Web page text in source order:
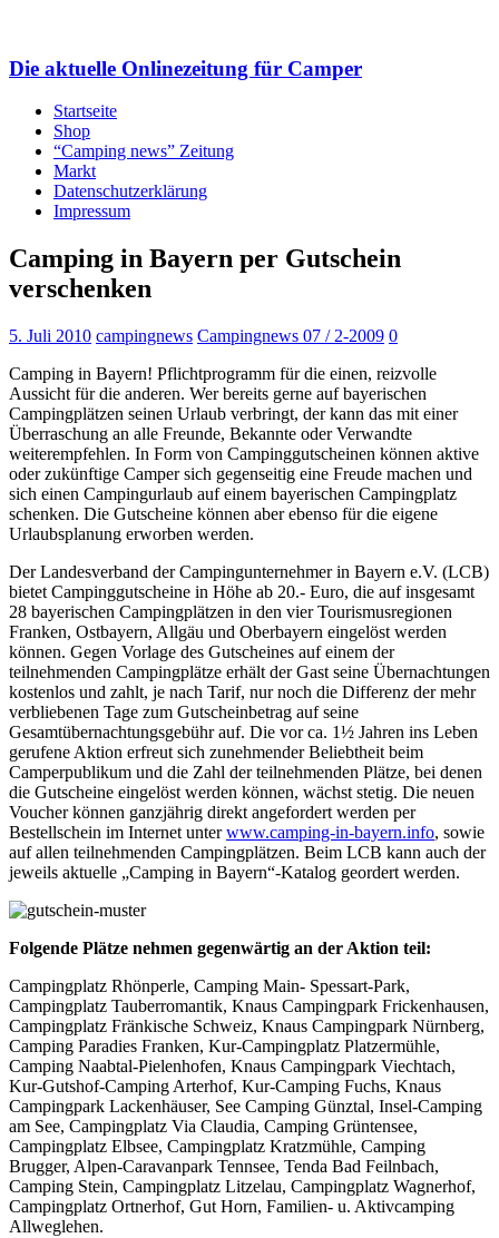
Die aktuelle Onlinezeitung für Camper
Startseite
Shop
“Camping news” Zeitung
Markt
Datenschutzerklärung
Impressum
Camping in Bayern per Gutschein
verschenken
5. Juli 2010 campingnews Campingnews 07 / 2-2009 0
Camping in Bayern! Pflichtprogramm für die einen, reizvolle
Aussicht für die anderen. Wer bereits gerne auf bayerischen
Campingplätzen seinen Urlaub verbringt, der kann das mit einer
Überraschung an alle Freunde, Bekannte oder Verwandte
weiterempfehlen. In Form von Campinggutscheinen können aktive
oder zukünftige Camper sich gegenseitig eine Freude machen und
sich einen Campingurlaub auf einem bayerischen Campingplatz
schenken. Die Gutscheine können aber ebenso für die eigene
Urlaubsplanung erworben werden.
Der Landesverband der Campingunternehmer in Bayern e.V. (LCB)
bietet Campinggutscheine in Höhe ab 20.- Euro, die auf insgesamt
28 bayerischen Campingplätzen in den vier Tourismusregionen
Franken, Ostbayern, Allgäu und Oberbayern eingelöst werden
können. Gegen Vorlage des Gutscheines auf einem der
teilnehmenden Campingplätze erhält der Gast seine Übernachtungen
kostenlos und zahlt, je nach Tarif, nur noch die Differenz der mehr
verbliebenen Tage zum Gutscheinbetrag auf seine
Gesamtübernachtungsgebühr auf. Die vor ca. 1½ Jahren ins Leben
gerufene Aktion erfreut sich zunehmender Beliebtheit beim
Camperpublikum und die Zahl der teilnehmenden Plätze, bei denen
die Gutscheine eingelöst werden können, wächst stetig. Die neuen
Voucher können ganzjährig direkt angefordert werden per
Bestellschein im Internet unterwww.camping-in-bayern.info, sowie
auf allen teilnehmenden Campingplätzen. Beim LCB kann auch der
jeweils aktuelle „Camping in Bayern“-Katalog geordert werden.
Folgende Plätze nehmen gegenwärtig an der Aktion teil:
Campingplatz Rhönperle, Camping Main- Spessart-Park,
Campingplatz Tauberromantik, Knaus Campingpark Frickenhausen,
Campingplatz Fränkische Schweiz, Knaus Campingpark Nürnberg,
Camping Paradies Franken, Kur-Campingplatz Platzermühle,
Camping Naabtal-Pielenhofen, Knaus Campingpark Viechtach,
Kur-Gutshof-Camping Arterhof, Kur-Camping Fuchs, Knaus
Campingpark Lackenhäuser, See Camping Günztal, Insel-Camping
am See, Campingplatz Via Claudia, Camping Grüntensee,
Campingplatz Elbsee, Campingplatz Kratzmühle, Camping
Brugger, Alpen-Caravanpark Tennsee, Tenda Bad Feilnbach,
Camping Stein, Campingplatz Litzelau, Campingplatz Wagnerhof,
Campingplatz Ortnerhof, Gut Horn, Familien- u. Aktivcamping
Allweglehen.